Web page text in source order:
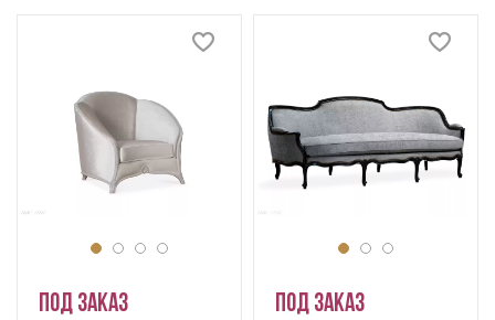
Под заказ Под заказ